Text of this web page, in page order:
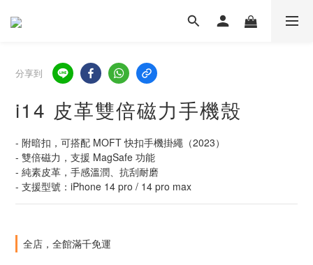
分享到
i14 皮革雙倍磁力手機殼
- 附暗扣，可搭配 MOFT 快扣手機掛繩（2023）
- 雙倍磁力，支援 MagSafe 功能
- 純素皮革，手感溫潤、抗刮耐磨
- 支援型號：iPhone 14 pro / 14 pro max
全店，全館滿千免運